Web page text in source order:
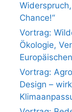
Chance!“
Vortrag:
Ökologie,
Vortrag:
Design –